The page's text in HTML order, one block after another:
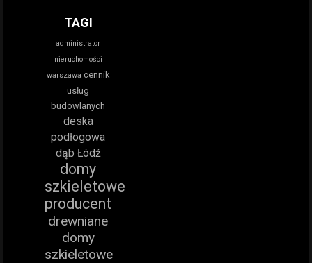
TAGI
administrator
nieruchomości
warszawa cennik
usług
budowlanych
deska
podłogowa
dąb Łódź
domy
szkieletowe
producent
drewniane
domy
szkieletowe